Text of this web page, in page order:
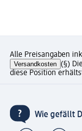
Alle Preisangaben
Versandkosten (§)
diese Position
Wie gefällt